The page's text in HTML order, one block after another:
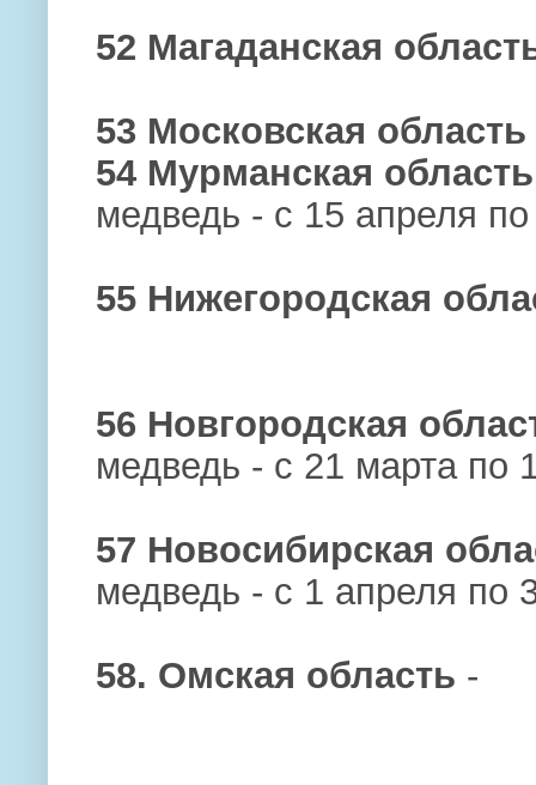
52 Магаданская
53 Московская область
54 Мурманская
медведь - с 15 апреля
55 Нижегородская
56 Новгородская
медведь - с 21 марта по
57 Новосибирская
медведь - с 1 апреля по
58. Омская область -